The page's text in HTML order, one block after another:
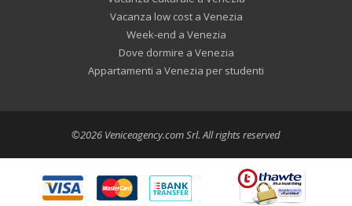
Vacanza low cost a Venezia
Week-end a Venezia
Dove dormire a Venezia
Appartamenti a Venezia per studenti
©2026 Veniceagency.com Srl. All rights reserved